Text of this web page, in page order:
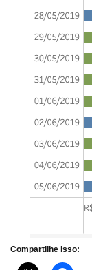
Compartilhe isso: